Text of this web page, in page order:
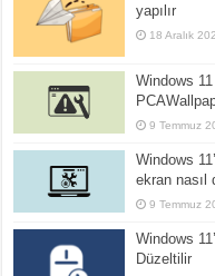
yapılır
18 Aralık
Windows
9 Temmuz
Windows
ekran nasıl
9 Temmuz
Windows
Düzeltilir